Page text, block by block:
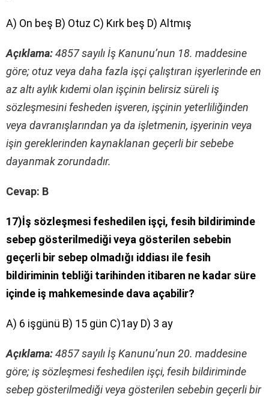
A) On beş B) Otuz C) Kırk beş D) Altmış
Açıklama:4857 sayılı İş Kanunu’nun 18. maddesine
göre; otuz veya daha fazla işçi çalıştıran işyerlerinde en
az altı aylık kıdemi olan işçinin belirsiz süreli iş
sözleşmesini fesheden işveren, işçinin yeterliliğinden
veya davranışlarından ya da işletmenin, işyerinin veya
işin gereklerinden kaynaklanan geçerli bir sebebe
dayanmak zorundadır.
Cevap: B
17)İş sözleşmesi feshedilen işçi, fesih bildiriminde
sebep gösterilmediği veya gösterilen sebebin
geçerli bir sebep olmadığı iddiası ile fesih
bildiriminin tebliği tarihinden itibaren ne kadar süre
içinde iş mahkemesinde dava açabilir?
A) 6 işgünü B) 15 gün C)1ay D) 3 ay
Açıklama:4857 sayılı İş Kanunu’nun 20. maddesine
göre; iş sözleşmesi feshedilen işçi, fesih bildiriminde
sebep gösterilmediği veya gösterilen sebebin geçerli bir